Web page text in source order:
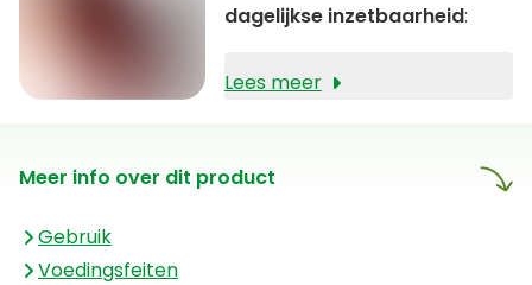
dagelijkse inzetbaarheid:
Lees meer
Meer info over dit product
Gebruik
Voedingsfeiten